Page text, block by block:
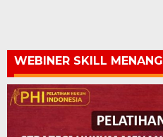
WEBINER SKILL MENANG